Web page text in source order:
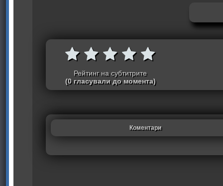
Рейтинг на субтитрите
(0 гласували до момента)
Коментари